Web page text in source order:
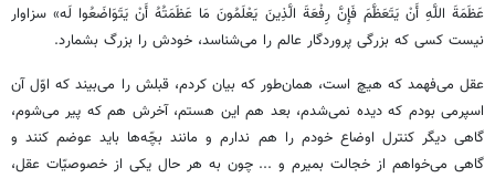
عَظَمَةَ اللَّهِ أَنْ يَتَعَظَّمَ فَإِنَّ رِفْعَةَ الَّذِينَ يَعْلَمُونَ مَا عَظَمَتُهُ أَنْ يَتَوَاضَعُوا لَه» سزاوار
نیست کسی که بزرگی پروردگار عالم را می‌شناسد، خودش را بزرگ بشمارد.
عقل می‌فهمد که هیچ است، همان‌طور که بیان کردم، قبلش را می‌بیند که اوّل آن
اسپرمی بودم که دیده نمی‌شدم، بعد هم این هستم، آخرش هم که پیر می‌شوم،
گاهی دیگر کنترل اوضاع خودم را هم ندارم و مانند بچّه‌ها باید عوضم کنند و
گاهی می‌خواهم از خجالت بمیرم و ... چون به هر حال یکی از خصوصیّات عقل،